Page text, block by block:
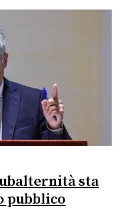
sta
pubblico